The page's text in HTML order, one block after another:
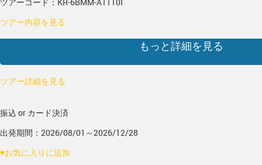
ツアーコード：KR-6BMM-A1110I
ツアー内容を見る
もっと詳細を見る
ツアー詳細を見る
振込 or カード決済
出発期間：2026/08/01～2026/12/28
♥お気に入りに追加